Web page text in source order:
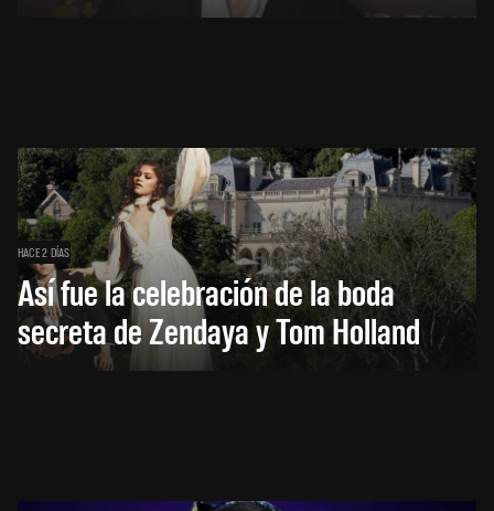
HACE 2 DÍAS
Así fue la celebración de la boda
secreta de Zendaya y Tom Holland